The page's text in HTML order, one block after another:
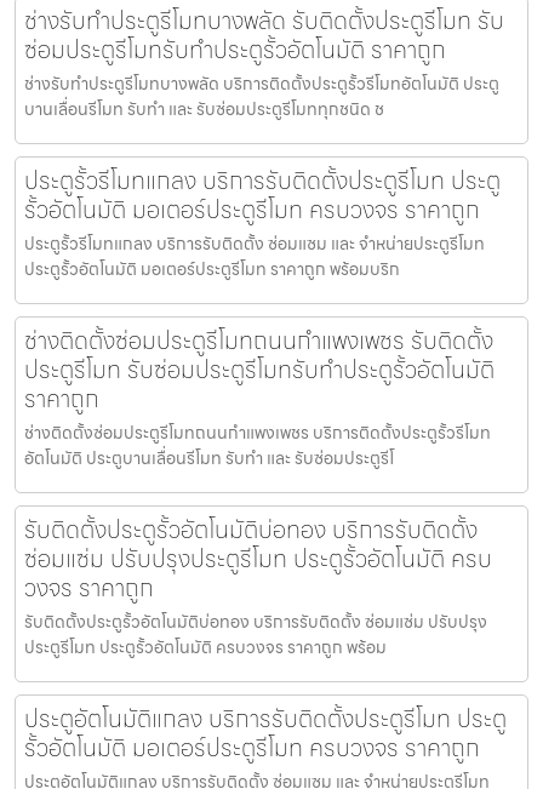
ช่างรับทำประตูรีโมทบางพลัด รับติดตั้งประตูรีโมท รับ
ซ่อมประตูรีโมทรับทำประตูรั้วอัตโนมัติ ราคาถูก
ช่างรับทำประตูรีโมทบางพลัด บริการติดตั้งประตูรั้วรีโมทอัตโนมัติ ประตู
บานเลื่อนรีโมท รับทำ และ รับซ่อมประตูรีโมททุกชนิด ช
ประตูรั้วรีโมทแกลง บริการรับติดตั้งประตูรีโมท ประตู
รั้วอัตโนมัติ มอเตอร์ประตูรีโมท ครบวงจร ราคาถูก
ประตูรั้วรีโมทแกลง บริการรับติดตั้ง ซ่อมแซม และ จำหน่ายประตูรีโมท
ประตูรั้วอัตโนมัติ มอเตอร์ประตูรีโมท ราคาถูก พร้อมบริก
ช่างติดตั้งซ่อมประตูรีโมทถนนกำแพงเพชร รับติดตั้ง
ประตูรีโมท รับซ่อมประตูรีโมทรับทำประตูรั้วอัตโนมัติ
ราคาถูก
ช่างติดตั้งซ่อมประตูรีโมทถนนกำแพงเพชร บริการติดตั้งประตูรั้วรีโมท
อัตโนมัติ ประตูบานเลื่อนรีโมท รับทำ และ รับซ่อมประตูรีโ
รับติดตั้งประตูรั้วอัตโนมัติบ่อทอง บริการรับติดตั้ง
ซ่อมแซ่ม ปรับปรุงประตูรีโมท ประตูรั้วอัตโนมัติ ครบ
วงจร ราคาถูก
รับติดตั้งประตูรั้วอัตโนมัติบ่อทอง บริการรับติดตั้ง ซ่อมแซ่ม ปรับปรุง
ประตูรีโมท ประตูรั้วอัตโนมัติ ครบวงจร ราคาถูก พร้อม
ประตูอัตโนมัติแกลง บริการรับติดตั้งประตูรีโมท ประตู
รั้วอัตโนมัติ มอเตอร์ประตูรีโมท ครบวงจร ราคาถูก
ประตูอัตโนมัติแกลง บริการรับติดตั้ง ซ่อมแซม และ จำหน่ายประตูรีโมท